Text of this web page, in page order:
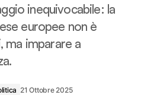
inequivocabile: la
europee non è
ma imparare a
21 Ottobre 2025